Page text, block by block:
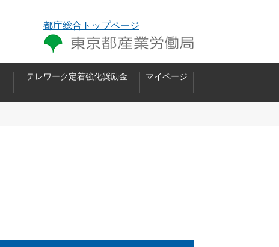
都庁総合トップページ
テレワーク定着強化奨励金 マイページ